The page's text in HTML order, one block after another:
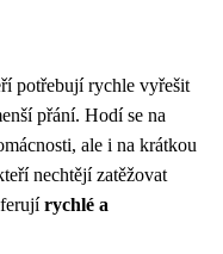
potřebují rychle vyřešit
přání. Hodí se na
ale i na krátkou
nechtějí zatěžovat
rychlé a